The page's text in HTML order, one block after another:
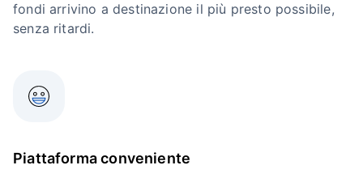
fondi arrivino a destinazione il più presto possibile,
senza ritardi.
Piattaforma conveniente